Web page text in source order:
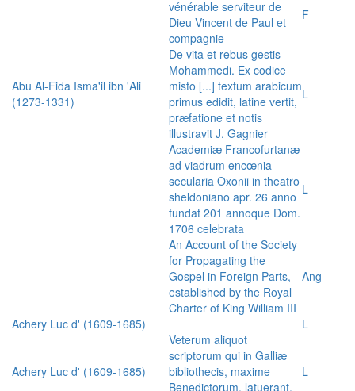
vénérable serviteur de
Dieu Vincent de Paul et
compagnie
F
Abu Al-Fida Isma'il ibn 'Ali
(1273-1331)
De vita et rebus gestis
Mohammedi. Ex codice
misto [...] textum arabicum
primus edidit, latine vertit,
præfatione et notis
illustravit J. Gagnier
L
Academiæ Francofurtanæ
ad viadrum encœnia
secularia Oxonii in theatro
sheldoniano apr. 26 anno
fundat 201 annoque Dom.
1706 celebrata
L
An Account of the Society
for Propagating the
Gospel in Foreign Parts,
established by the Royal
Charter of King William III
Ang
Achery Luc d' (1609-1685) L
Achery Luc d' (1609-1685)
Veterum aliquot
scriptorum qui in Galliæ
bibliothecis, maxime
Benedictorum, latuerant,
L